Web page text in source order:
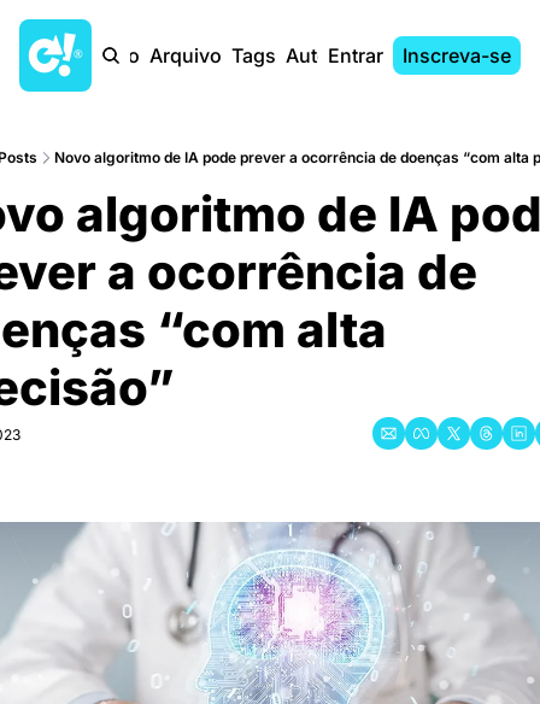
Início Arquivo Tags AutoresEntrar Inscreva-se
Novo algoritmo de IA pode prever a ocorrência de doenças “com alta
algoritmo de IA
a ocorrência de
“com alta